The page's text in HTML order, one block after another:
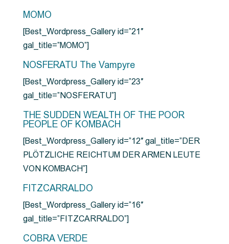
MOMO
[Best_Wordpress_Gallery id=”21″
gal_title=”MOMO”]
NOSFERATU The Vampyre
[Best_Wordpress_Gallery id=”23″
gal_title=”NOSFERATU”]
THE SUDDEN WEALTH OF THE POOR
PEOPLE OF KOMBACH
[Best_Wordpress_Gallery id=”12″ gal_title=”DER
PLÖTZLICHE REICHTUM DER ARMEN LEUTE
VON KOMBACH”]
FITZCARRALDO
[Best_Wordpress_Gallery id=”16″
gal_title=”FITZCARRALDO”]
COBRA VERDE